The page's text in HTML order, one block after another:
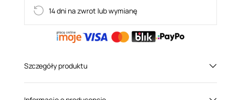
14 dni na zwrot lub wymianę
Szczegóły produktu